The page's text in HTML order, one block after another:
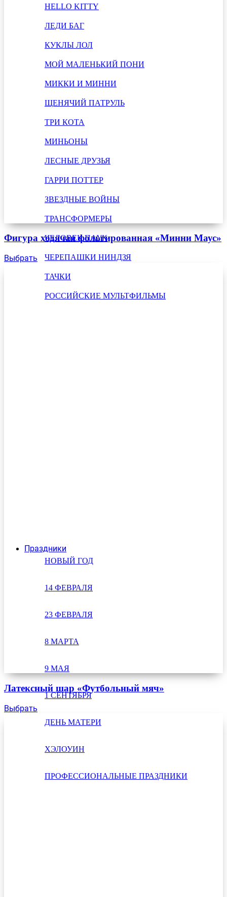
HELLO KITTY
ЛЕДИ БАГ
КУКЛЫ ЛОЛ
МОЙ МАЛЕНЬКИЙ ПОНИ
МИККИ И МИННИ
ЩЕНЯЧИЙ ПАТРУЛЬ
ТРИ КОТА
МИНЬОНЫ
ЛЕСНЫЕ ДРУЗЬЯ
ГАРРИ ПОТТЕР
ЗВЕЗДНЫЕ ВОЙНЫ
ТРАНСФОРМЕРЫ
ЧЕЛОВЕК ПАУК
ЧЕРЕПАШКИ НИНДЗЯ
ТАЧКИ
РОССИЙСКИЕ МУЛЬТФИЛЬМЫ
Праздники
НОВЫЙ ГОД
14 ФЕВРАЛЯ
23 ФЕВРАЛЯ
8 МАРТА
9 МАЯ
1 СЕНТЯБРЯ
ДЕНЬ МАТЕРИ
ХЭЛОУИН
ПРОФЕССИОНАЛЬНЫЕ ПРАЗДНИКИ
Фигура ходячая фольгированная «Минни Маус»
Выбрать
Латексный шар «Футбольный мяч»
Выбрать